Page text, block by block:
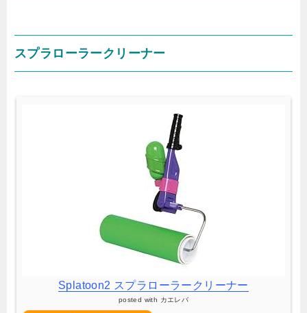
スプラローラークリーナー
Splatoon2 スプラローラークリーナー
posted with カエレバ